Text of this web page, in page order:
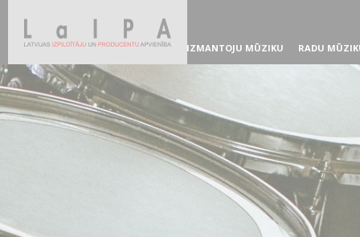
IZMANTOJU MŪZIKU RADU